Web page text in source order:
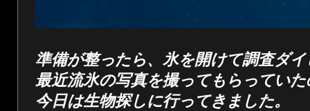
準備が整ったら、氷を開けて調査ダ
最近流氷の写真を撮ってもらっていた
今日は生物探しに行ってきました。